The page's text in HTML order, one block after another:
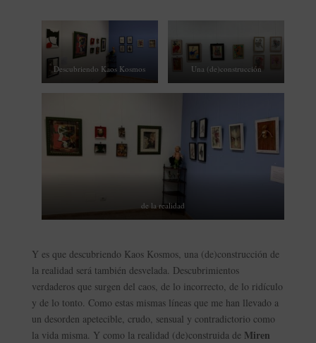
Descubriendo Kaos Kosmos Una (de)construcción
de la realidad
Y es que descubriendo Kaos Kosmos, una (de)construcción de
la realidad será también desvelada. Descubrimientos
verdaderos que surgen del caos, de lo incorrecto, de lo ridículo
y de lo tonto. Como estas mismas líneas que me han llevado a
un desorden apetecible, crudo, sensual y contradictorio como
la vida misma. Y como la realidad (de)construida de Miren